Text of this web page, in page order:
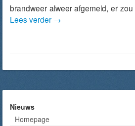
brandweer alweer afgemeld, er
Lees verder →
Nieuws
Homepage